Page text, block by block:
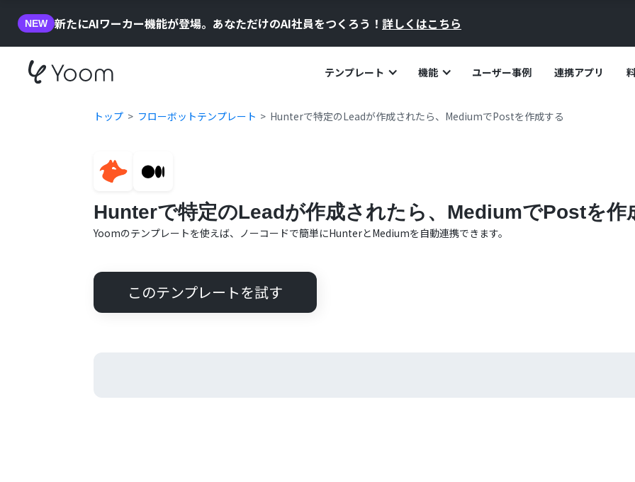
NEW 新たにAIワーカー機能が登場。あなただけのAI社員をつくろう！ 詳しくはこちら
テンプレート 機能 ユーザー事例 連携アプリ
トップ フローボットテンプレート Hunterで特定のLeadが作成されたら、MediumでPostを作成する
Hunterで特定のLeadが作成されたら、MediumでPostを作
Yoomのテンプレートを使えば、ノーコードで簡単にHunterとMediumを自動連携できます。
このテンプレートを試す